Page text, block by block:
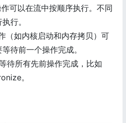
可以在流中按顺序执行。不同
行。
（如内核启动和内存拷贝）可
待前一个操作完成。
待所有先前操作完成，比如
。